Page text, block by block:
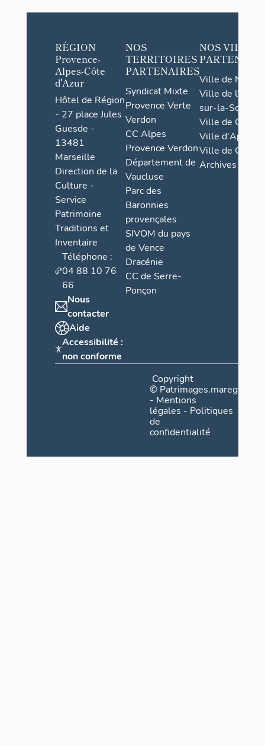
RÉGION
Provence-
Alpes-Côte
d'Azur
Hôtel de Région
- 27 place Jules
Guesde -
13481
Marseille
Direction de la
Culture -
Service
Patrimoine
Traditions et
Inventaire
Téléphone :
04 88 10 76
66
Nous
contacter
Aide
Accessibilité :
non conforme
NOS
TERRITOIRES
PARTENAIRES
Syndicat Mixte
Provence Verte
Verdon
CC Alpes
Provence Verdon
Département de
Vaucluse
Parc des
Baronnies
provençales
SIVOM du pays
de Vence
Dracénie
CC de Serre-
Ponçon
NOS VILLES
Ville de Nice
Ville de l'Isle-
sur-la-Sorgue
Ville de Grasse
Ville d'Apt
Ville de
Archives
Copyright
©
- Mentions
légales - Politiques
de
confidentialité